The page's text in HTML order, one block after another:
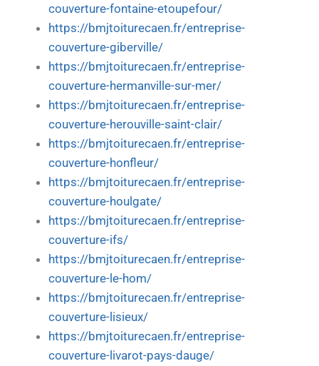
couverture-fontaine-etoupefour/
https://bmjtoiturecaen.fr/entreprise-
couverture-giberville/
https://bmjtoiturecaen.fr/entreprise-
couverture-hermanville-sur-mer/
https://bmjtoiturecaen.fr/entreprise-
couverture-herouville-saint-clair/
https://bmjtoiturecaen.fr/entreprise-
couverture-honfleur/
https://bmjtoiturecaen.fr/entreprise-
couverture-houlgate/
https://bmjtoiturecaen.fr/entreprise-
couverture-ifs/
https://bmjtoiturecaen.fr/entreprise-
couverture-le-hom/
https://bmjtoiturecaen.fr/entreprise-
couverture-lisieux/
https://bmjtoiturecaen.fr/entreprise-
couverture-livarot-pays-dauge/